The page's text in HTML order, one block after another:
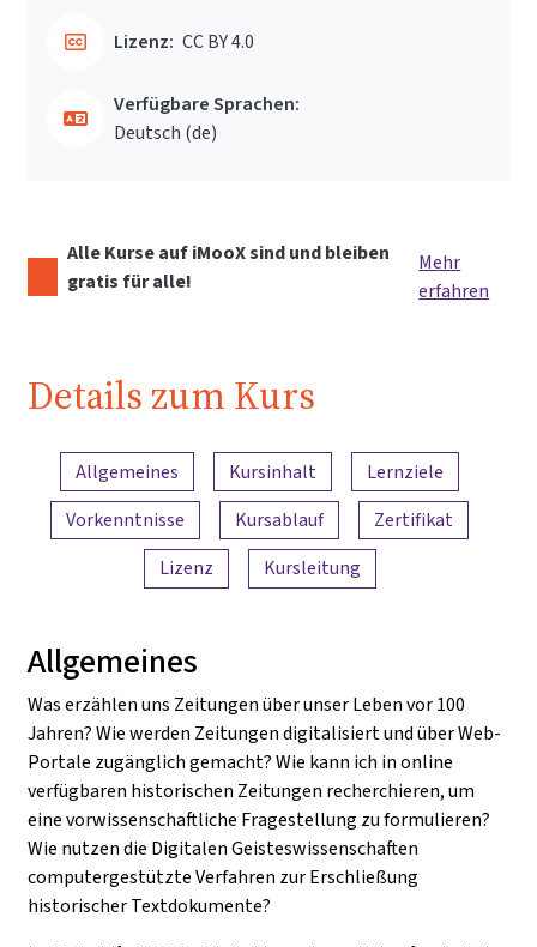
Lizenz: CC BY 4.0
Verfügbare Sprachen:
Deutsch ‎(de)‎
Alle Kurse auf iMooX sind und bleiben
gratis für alle!
Mehr
erfahren
Details zum Kurs
Inhaltsübersicht
Allgemeines Kursinhalt
Lernziele
Vorkenntnisse
Kursablauf
Zertifikat
Lizenz
Kursleitung
Allgemeines
Was erzählen uns Zeitungen über unser Leben vor 100
Jahren? Wie werden Zeitungen digitalisiert und über Web-
Portale zugänglich gemacht? Wie kann ich in online
verfügbaren historischen Zeitungen recherchieren, um
eine vorwissenschaftliche Fragestellung zu formulieren?
Wie nutzen die Digitalen Geisteswissenschaften
computergestützte Verfahren zur Erschließung
historischer Textdokumente?